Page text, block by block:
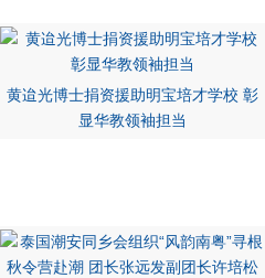
黄迨光博士捐资援助明宝培才学校 彰
显华教领袖担当